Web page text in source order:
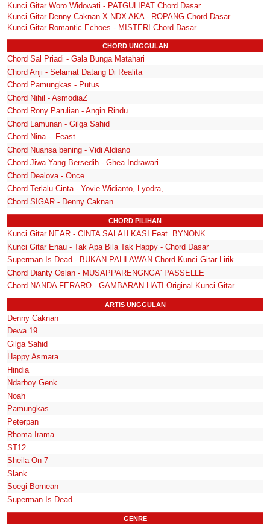
Kunci Gitar Woro Widowati - PATGULIPAT Chord Dasar
Kunci Gitar Denny Caknan X NDX AKA - ROPANG Chord Dasar
Kunci Gitar Romantic Echoes - MISTERI Chord Dasar
CHORD UNGGULAN
Chord Sal Priadi - Gala Bunga Matahari
Chord Anji - Selamat Datang Di Realita
Chord Pamungkas - Putus
Chord Nihil - AsmodiaZ
Chord Rony Parulian - Angin Rindu
Chord Lamunan - Gilga Sahid
Chord Nina - .Feast
Chord Nuansa bening - Vidi Aldiano
Chord Jiwa Yang Bersedih - Ghea Indrawari
Chord Dealova - Once
Chord Terlalu Cinta - Yovie Widianto, Lyodra,
Chord SIGAR - Denny Caknan
CHORD PILIHAN
Kunci Gitar NEAR - CINTA SALAH KASI Feat. BYNONK
Kunci Gitar Enau - Tak Apa Bila Tak Happy - Chord Dasar
Superman Is Dead - BUKAN PAHLAWAN Chord Kunci Gitar Lirik
Chord Dianty Oslan - MUSAPPARENGNGA' PASSELLE
Chord NANDA FERARO - GAMBARAN HATI Original Kunci Gitar
ARTIS UNGGULAN
Denny Caknan
Dewa 19
Gilga Sahid
Happy Asmara
Hindia
Ndarboy Genk
Noah
Pamungkas
Peterpan
Rhoma Irama
ST12
Sheila On 7
Slank
Soegi Bornean
Superman Is Dead
GENRE